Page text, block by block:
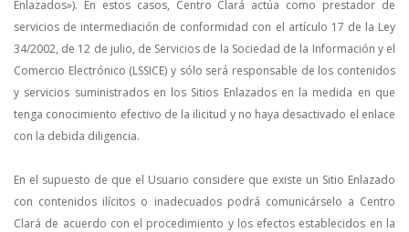
Enlazados»). En estos casos, Centro Clará actúa como prestador de
servicios de intermediación de conformidad con el artículo 17 de la Ley
34/2002, de 12 de julio, de Servicios de la Sociedad de la Información y el
Comercio Electrónico (LSSICE) y sólo será responsable de los contenidos
y servicios suministrados en los Sitios Enlazados en la medida en que
tenga conocimiento efectivo de la ilicitud y no haya desactivado el enlace
con la debida diligencia.
En el supuesto de que el Usuario considere que existe un Sitio Enlazado
con contenidos ilícitos o inadecuados podrá comunicárselo a Centro
Clará de acuerdo con el procedimiento y los efectos establecidos en la